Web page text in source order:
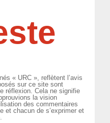
« URC », reflètent l’avis
sur ce site sont
réflexion. Cela ne signifie
la vision
des commentaires
et chacun de s’exprimer et